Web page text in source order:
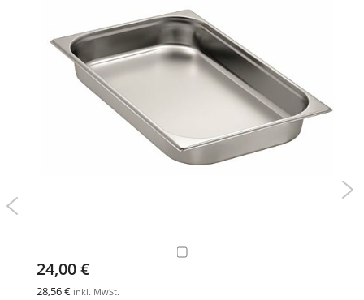
24,00 €
28,56 € inkl. MwSt.